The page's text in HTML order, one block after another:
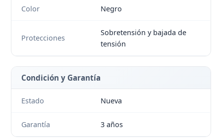
Color Negro
Protecciones
Sobretensión y bajada de
tensión
Condición y Garantía
Estado Nueva
Garantía 3 años